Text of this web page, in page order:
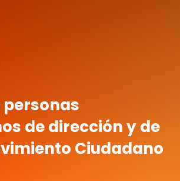
de dirección y de
Ciudadano